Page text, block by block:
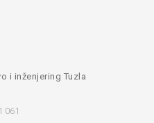
i inženjering Tuzla
061